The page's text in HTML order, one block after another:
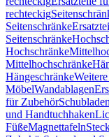
rechteckig
Seitenschränke
Seitenschränke
Hochschränke
Mittelhochschränke
Hängeschränke
MöbelWandablagen
für Zubehör
und Handtuchhaken
FüßeMagnettafeln